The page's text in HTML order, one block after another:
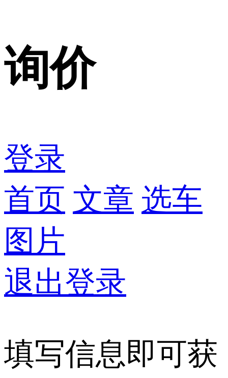
询价
登录
首页 文章 选车
图片
退出登录
填写信息即可获